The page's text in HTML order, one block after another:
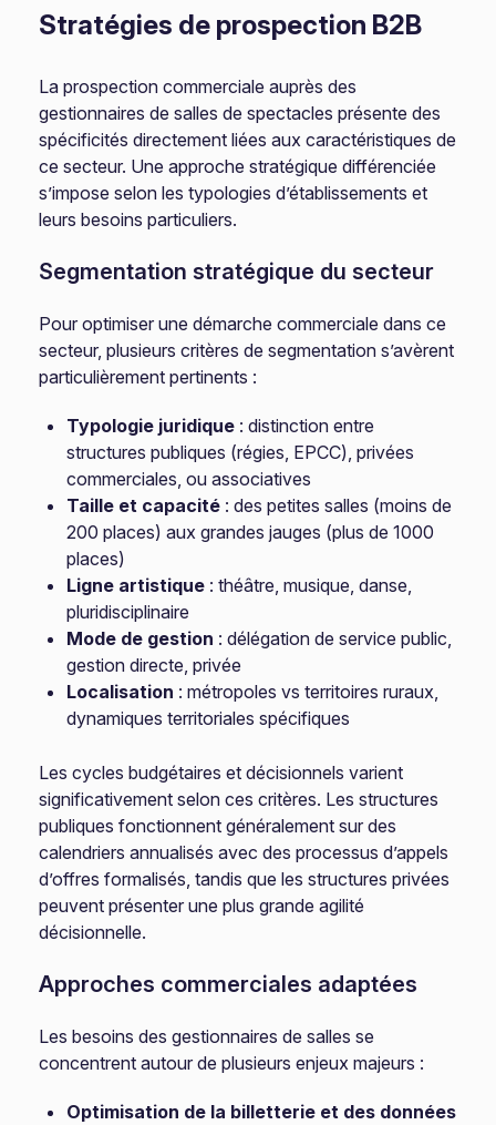
Stratégies de prospection B2B
La prospection commerciale auprès des
gestionnaires de salles de spectacles présente des
spécificités directement liées aux caractéristiques de
ce secteur. Une approche stratégique différenciée
s’impose selon les typologies d’établissements et
leurs besoins particuliers.
Segmentation stratégique du secteur
Pour optimiser une démarche commerciale dans ce
secteur, plusieurs critères de segmentation s’avèrent
particulièrement pertinents :
Typologie juridique : distinction entre
structures publiques (régies, EPCC), privées
commerciales, ou associatives
Taille et capacité : des petites salles (moins de
200 places) aux grandes jauges (plus de 1000
places)
Ligne artistique : théâtre, musique, danse,
pluridisciplinaire
Mode de gestion : délégation de service public,
gestion directe, privée
Localisation : métropoles vs territoires ruraux,
dynamiques territoriales spécifiques
Les cycles budgétaires et décisionnels varient
significativement selon ces critères. Les structures
publiques fonctionnent généralement sur des
calendriers annualisés avec des processus d’appels
d’offres formalisés, tandis que les structures privées
peuvent présenter une plus grande agilité
décisionnelle.
Approches commerciales adaptées
Les besoins des gestionnaires de salles se
concentrent autour de plusieurs enjeux majeurs :
Optimisation de la billetterie et des données